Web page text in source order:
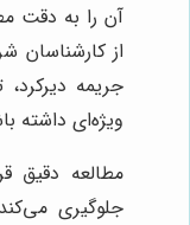
آن را به دقت
از کارشناسان
جریمه
ویژه‌ای داشته
مطالعه دقیق
جلوگیری